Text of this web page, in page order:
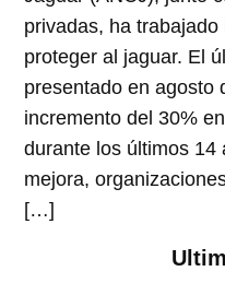
privadas, ha
proteger al jaguar. El
presentado en agosto
incremento del 30%
durante los últimos 14
mejora,
[…]